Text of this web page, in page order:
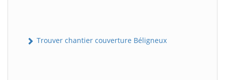
Trouver chantier couverture Béligneux